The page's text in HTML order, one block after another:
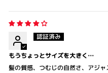
もうちょっとサイズを大きく…
髪の質感、つむじの自然さ、アジ